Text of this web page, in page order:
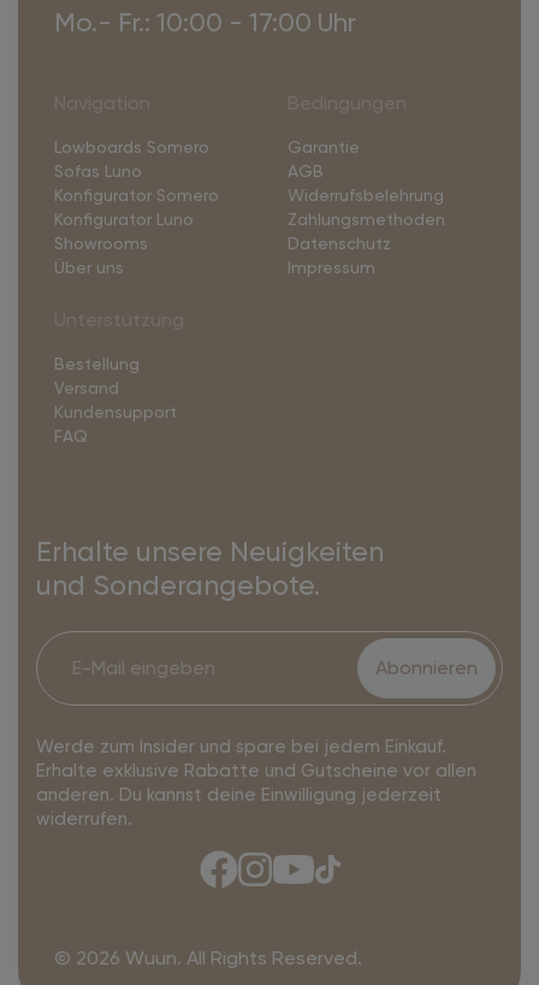
Mo.- Fr.: 10:00 - 17:00 Uhr
Lowboards Somero
Sofas Luno
Konfigurator Somero
Konfigurator Luno
Showrooms
Über uns
Garantie
AGB
Widerrufsbelehrung
Zahlungsmethoden
Datenschutz
Impressum
Bestellung
Versand
Kundensupport
FAQ
Erhalte unsere Neuigkeiten
und Sonderangebote.
Abonnieren
Werde zum Insider und spare bei jedem Einkauf.
Erhalte exklusive Rabatte und Gutscheine vor allen
anderen. Du kannst deine Einwilligung jederzeit
widerrufen.
© 2026 Wuun. All Rights Reserved.